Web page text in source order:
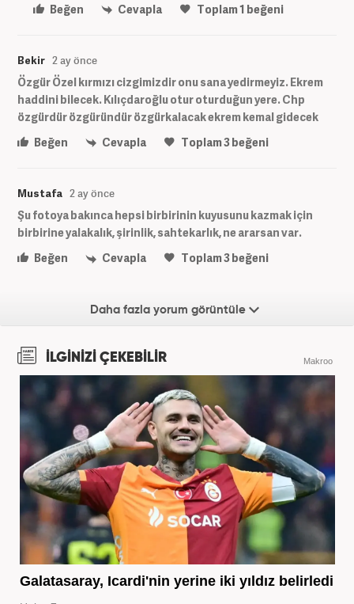
Beğen
Cevapla Toplam1 beğeni
Bekir 2 ay önce
Özgür Özel kırmızı cizgimizdir onu sana yedirmeyiz. Ekrem
haddini bilecek. Kılıçdaroğlu otur oturduğun yere. Chp
özgürdür özgüründür özgürkalacak ekrem kemal gidecek
Beğen
Cevapla Toplam3beğeni
Mustafa 2 ay önce
Şu fotoya bakınca hepsi birbirinin kuyusunu kazmak için
birbirine yalakalık, şirinlik, sahtekarlık, ne ararsan var.
Beğen
Cevapla Toplam3beğeni
Daha fazla yorum görüntüle
İLGİNİZİ ÇEKEBİLİR Makroo
Galatasaray, Icardi'nin yerine iki yıldız belirledi